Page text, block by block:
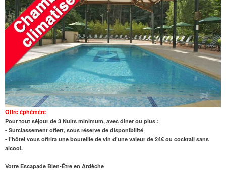
Offre éphémère
Pour tout séjour de 3 Nuits minimum, avec diner ou plus :
- Surclassement offert, sous réserve de disponibilité
- l’hôtel vous offrira une bouteille de vin d’une valeur de 24€ ou cocktail sans
alcool.
Votre Escapade Bien-Être en Ardèche